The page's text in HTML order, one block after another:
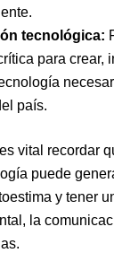
tecnológica:
para crear,
país.
vital recordar
puede
y tener
la